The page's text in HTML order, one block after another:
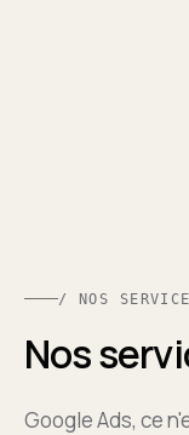
/ NOS
Nos
Google Ads, ce